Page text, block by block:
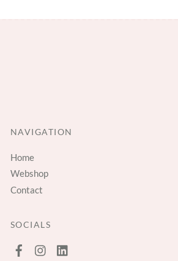
NAVIGATION
Home
Webshop
Contact
SOCIALS